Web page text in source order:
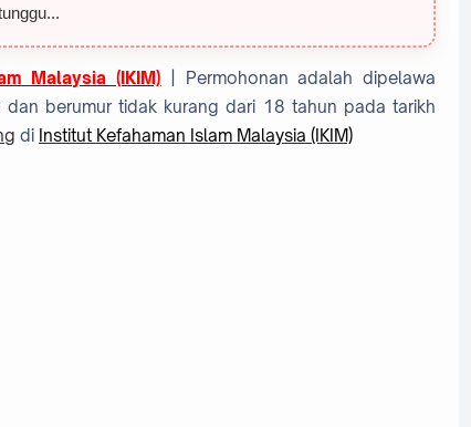
Malaysia (IKIM) | Permohonan adalah dipelawa
berumur tidak kurang dari 18 tahun pada tarikh
di Institut Kefahaman Islam Malaysia (IKIM)